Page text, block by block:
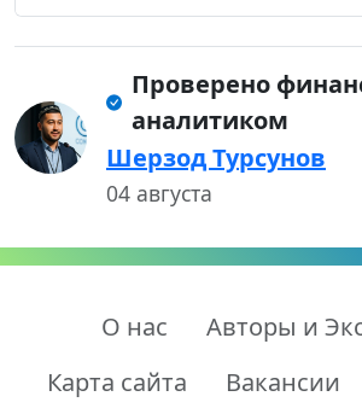
Проверено
аналитиком
Шерзод Турсунов
04 августа
О нас
Авторы и
Карта сайта
Вакансии